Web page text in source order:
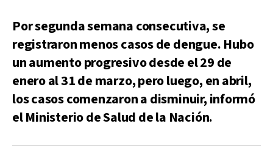
Por segunda semana consecutiva, se
registraron menos casos de dengue. Hubo
un aumento progresivo desde el 29 de
enero al 31 de marzo, pero luego, en abril,
los casos comenzaron a disminuir, informó
el Ministerio de Salud de la Nación.